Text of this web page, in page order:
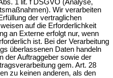
1 lit. f DSGVO (Analyse,
Wir verarbeiten
der vertraglichen
auf die Erforderlichkeit
an Externe erfolgt nur, wenn
ist. Bei der Verarbeitung
überlassenen Daten handeln
der Auftraggeber sowie der
gem. Art. 28
zu keinen anderen, als den